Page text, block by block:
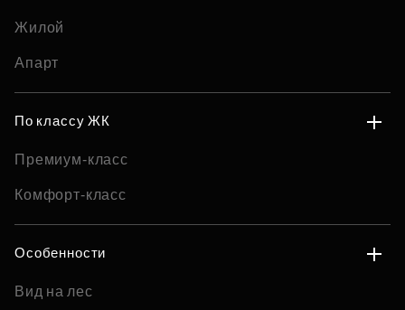
Жилой
Апарт
По классу ЖК
Премиум-класс
Комфорт-класс
Особенности
Вид на лес